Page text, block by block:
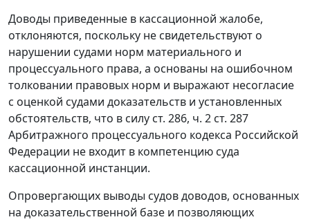
Доводы приведенные в кассационной жалобе,
отклоняются, поскольку не свидетельствуют о
нарушении судами норм материального и
процессуального права, а основаны на ошибочном
толковании правовых норм и выражают несогласие
с оценкой судами доказательств и установленных
обстоятельств, что в силу ст. 286, ч. 2 ст. 287
Арбитражного процессуального кодекса Российской
Федерации не входит в компетенцию суда
кассационной инстанции.
Опровергающих выводы судов доводов, основанных
на доказательственной базе и позволяющих